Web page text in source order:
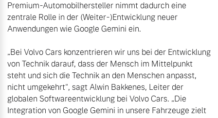
Premium-Automobilhersteller nimmt dadurch eine
zentrale Rolle in der (Weiter-)Entwicklung neuer
Anwendungen wie Google Gemini ein.
„Bei Volvo Cars konzentrieren wir uns bei der Entwicklung
von Technik darauf, dass der Mensch im Mittelpunkt
steht und sich die Technik an den Menschen anpasst,
nicht umgekehrt“, sagt Alwin Bakkenes, Leiter der
globalen Softwareentwicklung bei Volvo Cars. „Die
Integration von Google Gemini in unsere Fahrzeuge zielt